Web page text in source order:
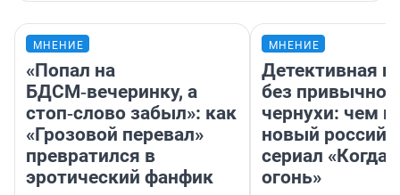
МНЕНИЕ
«Попал на
БДСМ‑вечеринку, а
стоп‑слово забыл»: как
«Грозовой перевал»
превратился в
эротический фанфик
МНЕНИЕ
Детективная
без привычной
чернухи: чем
новый
сериал «Когда
огонь»